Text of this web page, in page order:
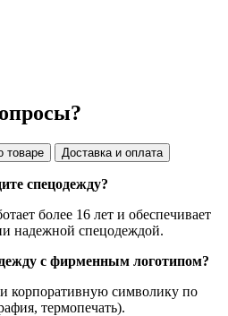
товаре Доставка и оплата
спецодежду?
более 16 лет и обеспечивает
надежной спецодеждой.
с фирменным логотипом?
корпоративную символику по
термопечать).